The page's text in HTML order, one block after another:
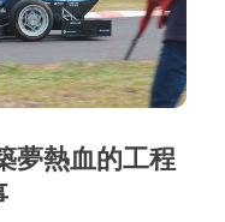
夢熱血的工程